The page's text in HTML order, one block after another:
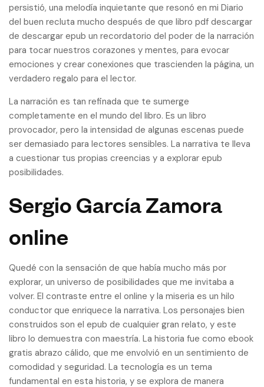
persistió, una melodía inquietante que resonó en mi Diario
del buen recluta mucho después de que libro pdf descargar
de descargar epub un recordatorio del poder de la narración
para tocar nuestros corazones y mentes, para evocar
emociones y crear conexiones que trascienden la página, un
verdadero regalo para el lector.
La narración es tan refinada que te sumerge
completamente en el mundo del libro. Es un libro
provocador, pero la intensidad de algunas escenas puede
ser demasiado para lectores sensibles. La narrativa te lleva
a cuestionar tus propias creencias y a explorar epub
posibilidades.
Sergio García Zamora
online
Quedé con la sensación de que había mucho más por
explorar, un universo de posibilidades que me invitaba a
volver. El contraste entre el online y la miseria es un hilo
conductor que enriquece la narrativa. Los personajes bien
construidos son el epub de cualquier gran relato, y este
libro lo demuestra con maestría. La historia fue como ebook
gratis abrazo cálido, que me envolvió en un sentimiento de
comodidad y seguridad. La tecnología es un tema
fundamental en esta historia, y se explora de manera